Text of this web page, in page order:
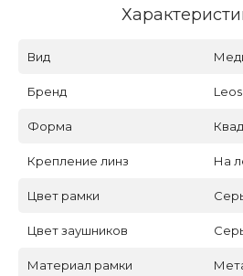
Вид
Бренд
Форма
Крепление линз На
Цвет рамки
Цвет заушников
Материал рамки